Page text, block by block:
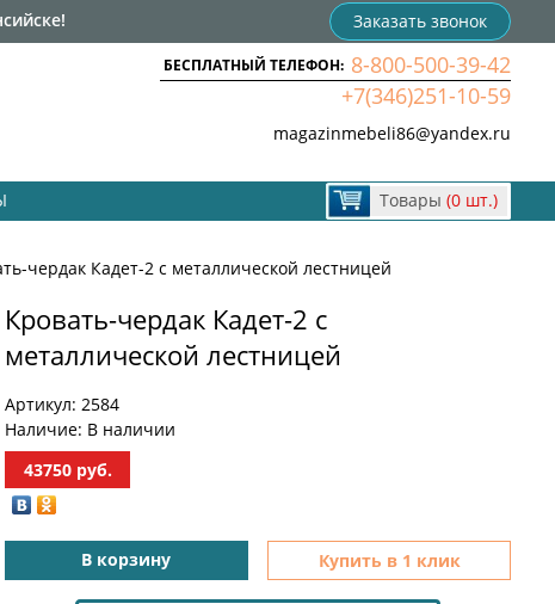
Заказать звонок
БЕСПЛАТНЫЙ ТЕЛЕФОН: 8-800-500-39-42
+7(346)251-10-59
magazinmebeli86@yandex.ru
Товары (0 шт.)
чердак Кадет-2 с металлической лестницей
Кровать-чердак Кадет-2 с
металлической лестницей
Артикул: 2584
Наличие: В наличии
43750руб.
В корзину Купить в 1 клик